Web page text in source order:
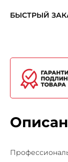
БЫСТРЫЙ